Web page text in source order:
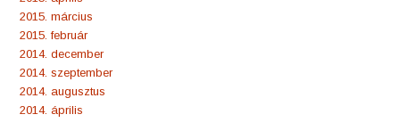
2015. március
2015. február
2014. december
2014. szeptember
2014. augusztus
2014. április